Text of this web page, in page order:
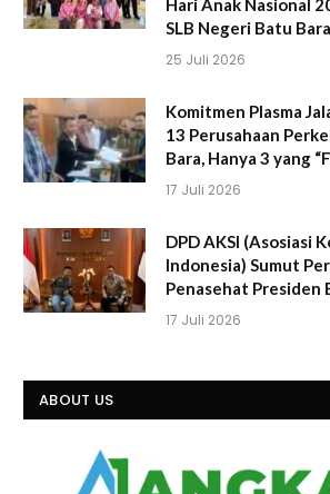
Hari Anak Nasional
SLB Negeri Batu Bara
25 Juli 2026
Komitmen Plasma
13 Perusahaan
Bara, Hanya 3 yang
17 Juli 2026
DPD AKSI (Asosiasi
Indonesia) Sumut
Penasehat Presiden
17 Juli 2026
ABOUT US